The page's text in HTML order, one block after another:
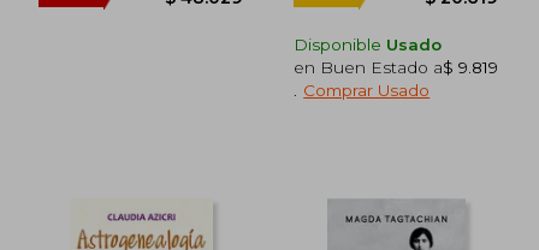
Disponible Usado
en Buen Estado a$ 9.819
Comprar Usado